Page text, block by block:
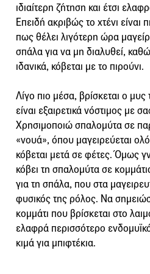
ιδιαίτερη ζήτηση και έτσι
Επειδή ακριβώς το χτένι
πως θέλει λιγότερη ώρα
σπάλα για να μη διαλυθεί,
ιδανικά, κόβεται με το πιρούνι.
Λίγο πιο μέσα, βρίσκεται ο
είναι εξαιρετικά νόστιμος με
Χρησιμοποιώ σπαλομύτα σε
«νουά», όπου μαγειρεύεται
κόβεται μετά σε φέτες. Όμως
κόβει τη σπαλομύτα σε
για τη σπάλα, που στα
φυσικός της ρόλος. Να
κομμάτι που βρίσκεται στο
ελαφρά περισσότερο
κιμά για μπιφτέκια.